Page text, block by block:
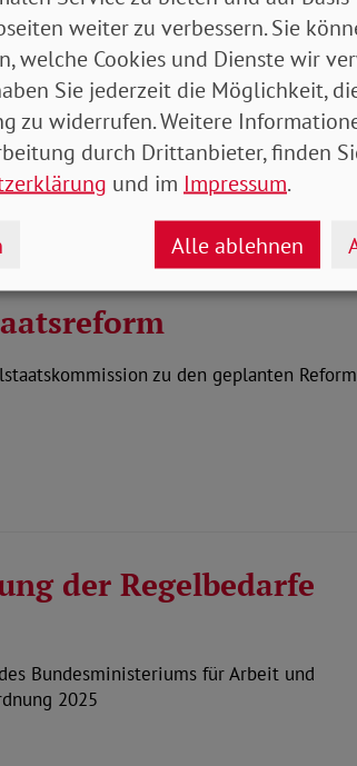
für Arbeit und
des Zweiten…
zu den geplanten
der Regelbedarfe
Bundesministeriums für Arbeit und
2025
weiter zu verbessern. Sie
welche Cookies und Dienste wir
Sie jederzeit die Möglichkeit,
zu widerrufen. Weitere
durch Drittanbieter, finden
und im Impressum.
Alle ablehnen